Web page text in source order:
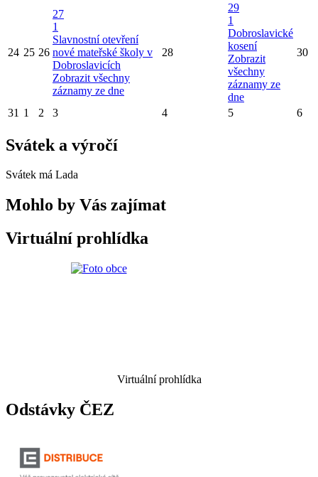
24 25 26
27
1
Slavnostní otevření
nové mateřské školy v
Dobroslavicích
Zobrazit všechny
záznamy ze dne
28
29
1
Dobroslavické
kosení
Zobrazit
všechny
záznamy ze
dne
30
31 1 2 3 4 5 6
Svátek a výročí
Svátek má Lada
Mohlo by Vás zajímat
Virtuální prohlídka
Virtuální prohlídka
Odstávky ČEZ